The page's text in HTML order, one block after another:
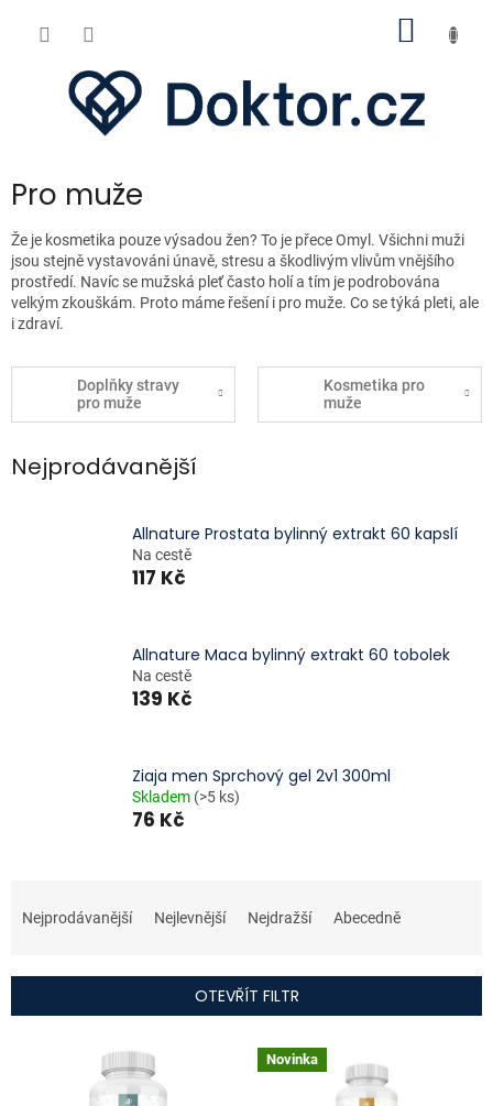
Pro muže
Že je kosmetika pouze výsadou žen? To je přece Omyl. Všichni muži
jsou stejně vystavováni únavě, stresu a škodlivým vlivům vnějšího
prostředí. Navíc se mužská pleť často holí a tím je podrobována
velkým zkouškám. Proto máme řešení i pro muže. Co se týká pleti, ale
i zdraví.
Doplňky stravy
pro muže
Kosmetika pro
muže
Nejprodávanější
Allnature Prostata bylinný extrakt 60 kapslí
Na cestě
117 Kč
Allnature Maca bylinný extrakt 60 tobolek
Na cestě
139 Kč
Ziaja men Sprchový gel 2v1 300ml
Skladem (>5 ks)
76 Kč
a
í
Nejprodávanější Nejlevnější Nejdražší Abecedně
OTEVŘÍT FILTR
Novinka